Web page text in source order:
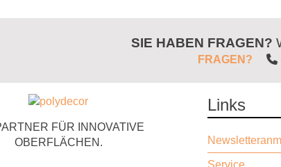
SIE HABEN FRAGEN?
FRAGEN?
FÜR INNOVATIVE
OBERFLÄCHEN.
Links
Service